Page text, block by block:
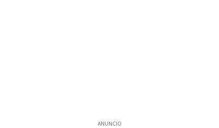
ANUNCIO